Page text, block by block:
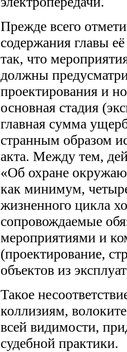
Прежде всего
содержания главы
так, что
должны
проектирования и
основная стадия
главная сумма
странным образом
акта. Между тем,
«Об охране
как минимум,
жизненного цикла
сопровождаемые
мероприятиями и
(проектирование,
объектов из
Такое
коллизиям,
всей видимости,
судебной практики.